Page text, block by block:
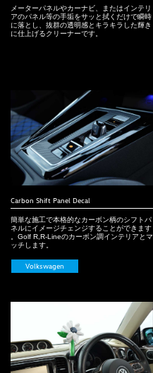
メーターパネルやカーナビ、またはインテリ
アのパネル等の手垢をサッと拭くだけで瞬時
に落とし、抜群の透明感とキラキラした輝き
に仕上げるクリーナーです。
Carbon Shift Panel Decal
簡単な施工で本格的なカーボン柄のシフトパ
ネルにイメージチェンジすることができます
。Golf R,R-Lineのカーボン調インテリアとマ
ッチします。
Volkswagen